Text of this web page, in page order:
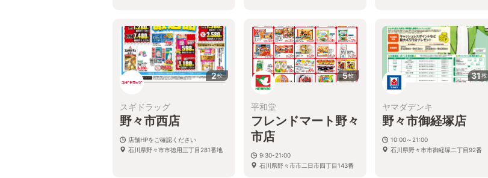
2枚
スギドラッグ
野々市西店
店舗HPをご確認ください
石川県野々市市徳用三丁目281番地
5枚
平和堂
フレンドマート野々
市店
9:30-21:00
石川県野々市市二日市四丁目143番
31枚
ヤマダデンキ
野々市御経塚店
10:00～21:00
石川県野々市市御経塚二丁目92番